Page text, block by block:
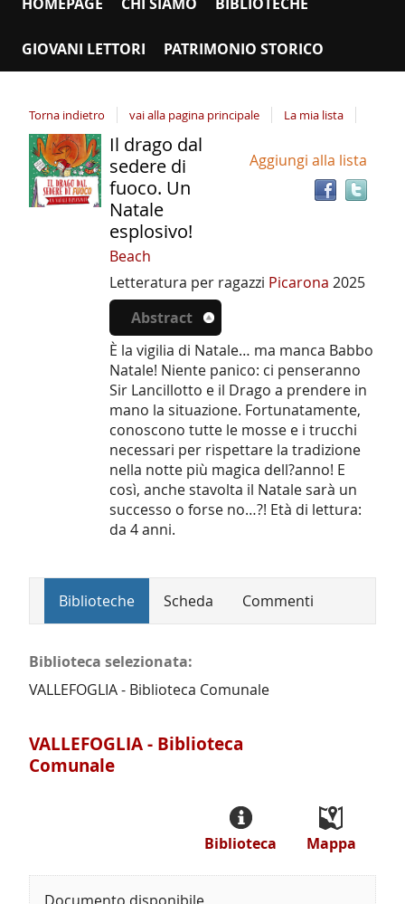
GIOVANI LETTORI PATRIMONIO STORICO
Torna indietro vai alla pagina principale La mia lista
Dettaglio
del
documento
Aggiungi alla lista
Il drago dal
sedere di
fuoco. Un
Natale
esplosivo!
Beach
Letteratura per ragazzi Picarona 2025
Abstract
È la vigilia di Natale… ma manca Babbo
Natale! Niente panico: ci penseranno
Sir Lancillotto e il Drago a prendere in
mano la situazione. Fortunatamente,
conoscono tutte le mosse e i trucchi
necessari per rispettare la tradizione
nella notte più magica dell?anno! E
così, anche stavolta il Natale sarà un
successo o forse no…?! Età di lettura:
da 4 anni.
Biblioteche Scheda Commenti
Biblioteca selezionata:
VALLEFOGLIA - Biblioteca Comunale
VALLEFOGLIA - Biblioteca
Comunale
Mappa
Biblioteca